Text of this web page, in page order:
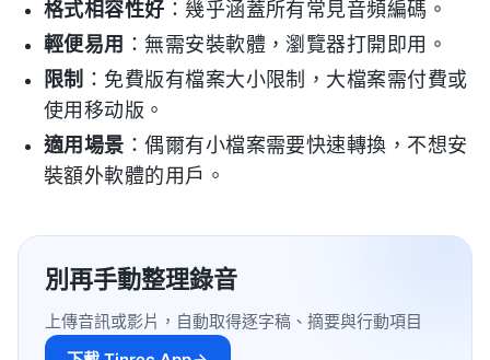
格式相容性好 ：幾乎涵蓋所有常見音頻編碼。
輕便易用 ：無需安裝軟體，瀏覽器打開即用。
限制 ：免費版有檔案大小限制，大檔案需付費或
使用移动版。
適用場景 ：偶爾有小檔案需要快速轉換，不想安
裝額外軟體的用戶。
別再手動整理錄音
上傳音訊或影片，自動取得逐字稿、摘要與行動項目